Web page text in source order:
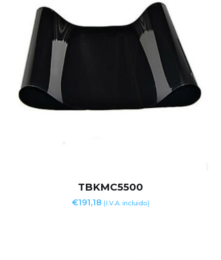
TBKMC5500
€191,18 (I.V.A. incluido)